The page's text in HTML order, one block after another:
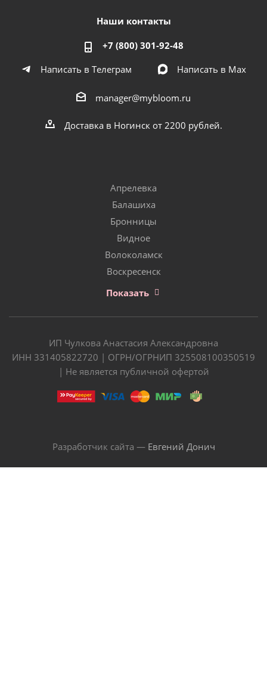
Наши контакты
+7 (800) 301-92-48
Написать в Телеграм
Написать в Мах
manager@mybloom.ru
Доставка в Ногинск от 2200 рублей.
Апрелевка
Балашиха
Бронницы
Видное
Волоколамск
Воскресенск
Показать
ИП Чулкова Анастасия Александровна
ИНН 331405822720 | ОГРН/ОГРНИП 325508100350519
| Не является публичной офертой
Разработчик сайта — Евгений Донич